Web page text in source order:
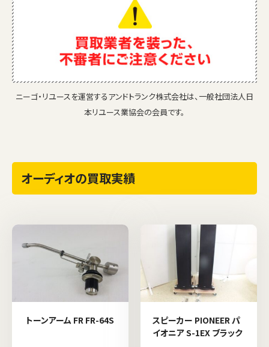
ニーゴ・リユースを運営するアンドトランク株式会社は、一般社団法人日
本リユース業協会の会員です。
オーディオの買取実績
トーンアーム FR FR-64S
スピーカー PIONEER パ
イオニア S-1EX ブラック